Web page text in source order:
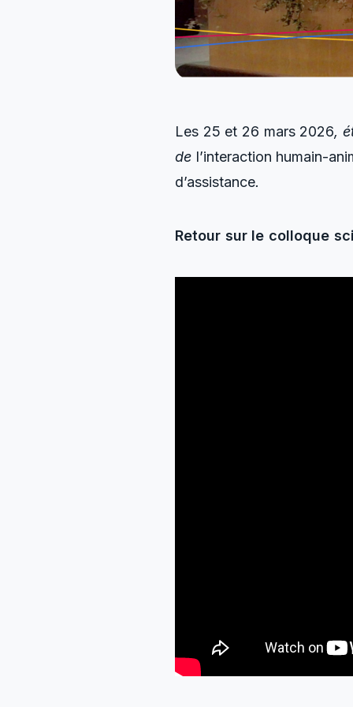
Les 25 et 26 mars 2026,
de l’interaction humain-
d’assistance.
Retour sur le colloque